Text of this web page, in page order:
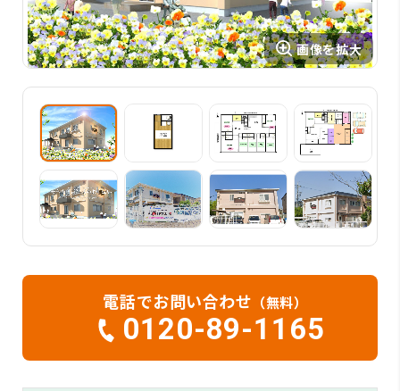
電話でお問い合わせ （無料）
0120-89-1165